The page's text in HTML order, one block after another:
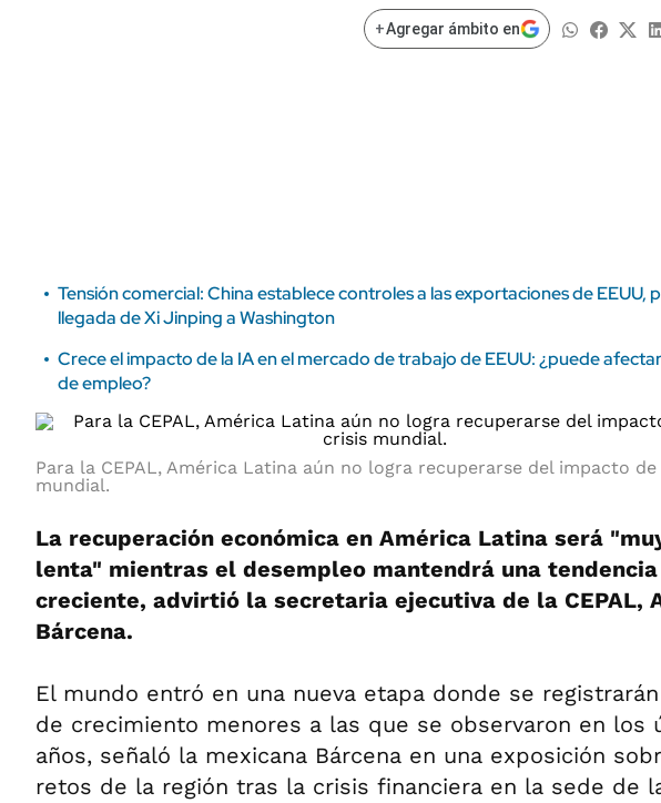
+Agregar ámbito en
Tensión comercial: China establece controles a las exportaciones de EEUU,
llegada de Xi Jinping a Washington
Crece el impacto de la IA en el mercado de trabajo de EEUU: ¿puede
de empleo?
Para la CEPAL, América Latina aún no logra recuperarse del impacto
mundial.
La recuperación económica en América Latina será
lenta" mientras el desempleo mantendrá una tendencia
creciente, advirtió la secretaria ejecutiva de la CEPAL,
Bárcena.
El mundo entró en una nueva etapa donde se
de crecimiento menores a las que se observaron en los
años, señaló la mexicana Bárcena en una exposición
retos de la región tras la crisis financiera en la sede de